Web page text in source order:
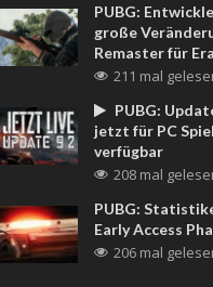
PUBG:
große
Remaster für
211 mal
PUBG:
jetzt für PC
verfügbar
208 mal
PUBG:
Early Access
206 mal